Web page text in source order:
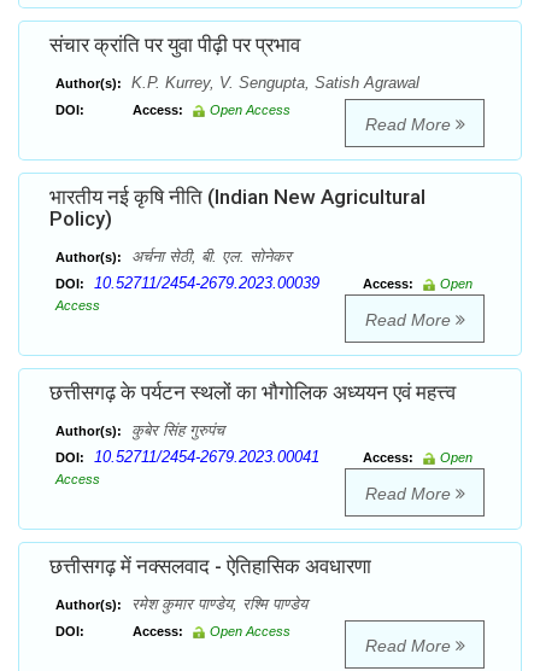
संचार क्रांति पर युवा पीढ़ी पर प्रभाव
Author(s): K.P. Kurrey, V. Sengupta, Satish Agrawal
DOI: Access: Open Access
Read More
भारतीय नई कृषि नीति (Indian New Agricultural
Policy)
Author(s): अर्चना सेठी, बी. एल. सोनेकर
DOI: 10.52711/2454-2679.2023.00039 Access:
Open
Access
Read More
छत्तीसगढ़ के पर्यटन स्थलों का भौगोलिक अध्ययन एवं महत्त्व
Author(s): कुबेर सिंह गुरुपंच
DOI: 10.52711/2454-2679.2023.00041 Access:
Open
Access
Read More
छत्तीसगढ़ में नक्सलवाद - ऐतिहासिक अवधारणा
Author(s): रमेश कुमार पाण्डेय, रश्मि पाण्डेय
DOI: Access: Open Access
Read More